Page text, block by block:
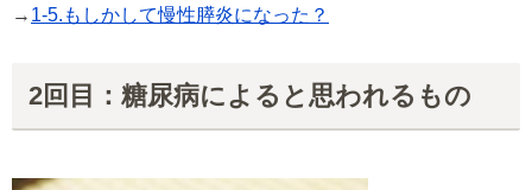
→ 1-5.もしかして慢性膵炎になった？
2回目：糖尿病によると思われるもの